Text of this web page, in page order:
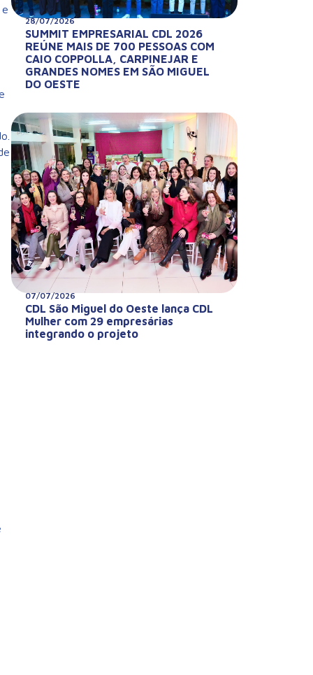
28/07/2026
SUMMIT EMPRESARIAL CDL 2026
REÚNE MAIS DE 700 PESSOAS COM
CAIO COPPOLLA, CARPINEJAR E
GRANDES NOMES EM SÃO MIGUEL
DO OESTE
07/07/2026
CDL São Miguel do Oeste lança CDL
Mulher com 29 empresárias
integrando o projeto